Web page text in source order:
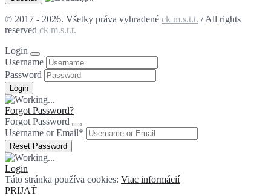
© 2017 - 2026. Všetky práva vyhradené ck m.s.t.t. / All rights
reserved ck m.s.t.t.
Login
Username
Password
Forgot Password?
Forgot Password
Username or Email*
Login
Táto stránka používa cookies: Viac informácií
PRIJAŤ